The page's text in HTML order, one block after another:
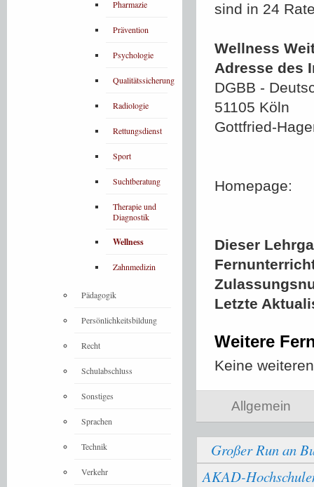
sind in 24
Wellness
Adresse des
DGBB -
51105 Köln
Gottfried-
Homepage:
Dieser
Letzte
Weitere
Keine
Allgemein
Großer Run an
AKAD-
Pharmazie
Prävention
Psychologie
Qualitätssicherung
Radiologie
Rettungsdienst
Sport
Suchtberatung
Therapie und
Diagnostik
Wellness
Zahnmedizin
Pädagogik
Persönlichkeitsbildung
Recht
Schulabschluss
Sonstiges
Sprachen
Technik
Verkehr